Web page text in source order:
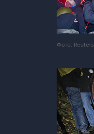
Фото: Reuters